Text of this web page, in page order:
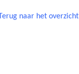
Terug naar het overzicht